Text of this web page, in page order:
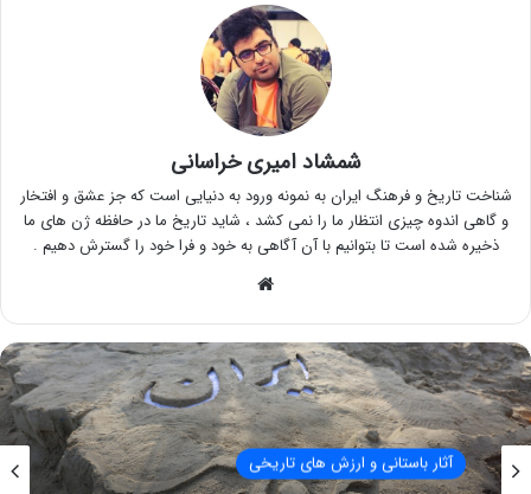
شمشاد امیری خراسانی
شناخت تاریخ و فرهنگ ایران به نمونه ورود به دنیایی است که جز عشق و افتخار
و گاهی اندوه چیزی انتظار ما را نمی کشد ، شاید تاریخ ما در حافظه ژن های ما
ذخیره شده است تا بتوانیم با آن آگاهی به خود و فرا خود را گسترش دهیم .
آثار باستانی و ارزش های تاریخی